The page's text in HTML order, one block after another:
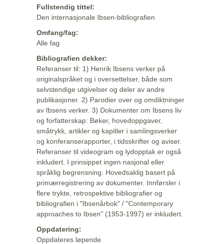
Fullstendig tittel:
Den internasjonale Ibsen-bibliografien
Omfang/fag:
Alle fag
Bibliografien dekker:
Referanser til: 1) Henrik Ibsens verker på
originalspråket og i oversettelser, både som
selvstendige utgivelser og deler av andre
publikasjoner. 2) Parodier over og omdiktninger
av Ibsens verker. 3) Dokumenter om Ibsens liv
og forfatterskap: Bøker, hovedoppgaver,
småtrykk, artikler og kapitler i samlingsverker
og konferanserapporter, i tidsskrifter og aviser.
Referanser til videogram og lydopptak er også
inkludert. I prinsippet ingen nasjonal eller
språklig begrensning. Hovedsaklig basert på
primærregistrering av dokumenter. Innførsler i
flere trykte, retrospektive bibliografier og
bibliografien i "Ibsenårbok" / "Contemporary
approaches to Ibsen" (1953-1997) er inkludert.
Oppdatering:
Oppdateres løpende